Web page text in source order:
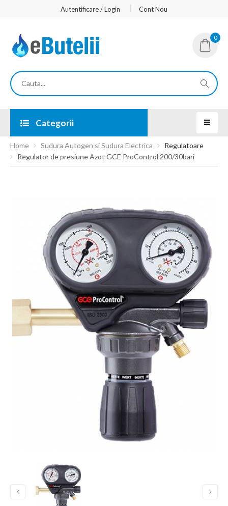
Autentificare / Login Cont Nou
0
Categorii
Home Sudura Autogen si Sudura Electrica
Regulatoare
Regulator de presiune Azot GCE ProControl 200/30bari